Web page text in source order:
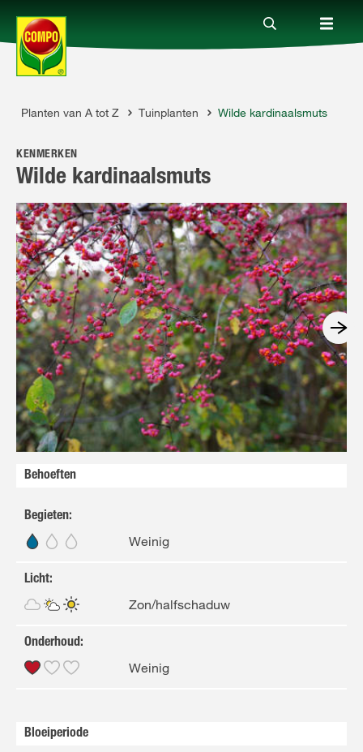
Producten
Advies
Thema's
Tot je dienst
Onderneming
NL FR
Planten van A tot Z Tuinplanten Wilde kardinaalsmuts
KENMERKEN
Wilde kardinaalsmuts
Behoeften
Begieten:
Weinig
Licht:
Zon/halfschaduw
Onderhoud:
Weinig
Bloeiperiode